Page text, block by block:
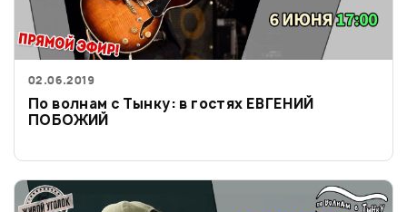
02.06.2019
По волнам с Тынку: в гостях ЕВГЕНИЙ
ПОБОЖИЙ